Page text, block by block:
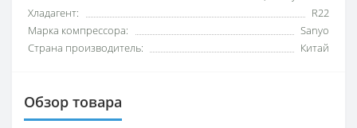
Хладагент:
R22
Марка компрессора:
Sanyo
Страна производитель:
Китай
Обзор товара